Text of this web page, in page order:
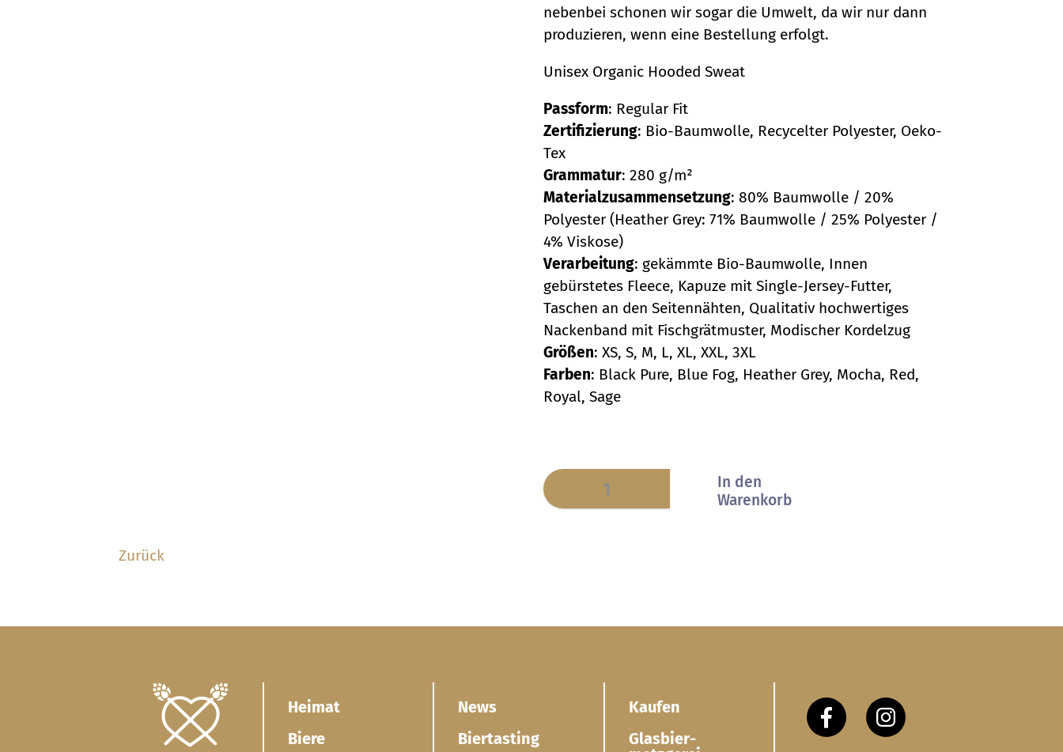
nebenbei schonen wir sogar die Umwelt, da wir nur dann
produzieren, wenn eine Bestellung erfolgt.
Unisex Organic Hooded Sweat
Passform: Regular Fit
Zertifizierung: Bio-Baumwolle, Recycelter Polyester, Oeko-
Tex
Grammatur: 280 g/m²
Materialzusammensetzung: 80% Baumwolle / 20%
Polyester (Heather Grey: 71% Baumwolle / 25% Polyester /
4% Viskose)
Verarbeitung: gekämmte Bio-Baumwolle, Innen
gebürstetes Fleece, Kapuze mit Single-Jersey-Futter,
Taschen an den Seitennähten, Qualitativ hochwertiges
Nackenband mit Fischgrätmuster, Modischer Kordelzug
Größen: XS, S, M, L, XL, XXL, 3XL
Farben: Black Pure, Blue Fog, Heather Grey, Mocha, Red,
Royal, Sage
Zurück
Heimat
Biere
News
Biertasting
Kaufen
Glasbier­